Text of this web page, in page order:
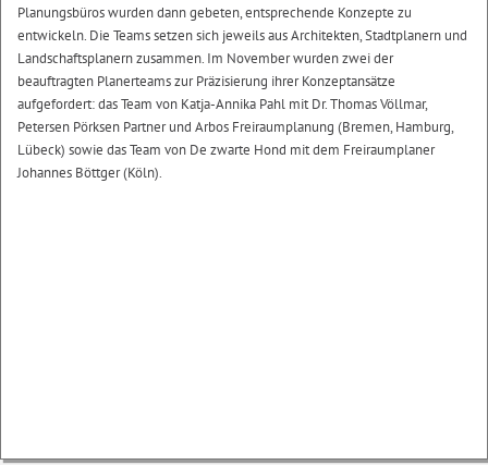
Planungsbüros wurden dann gebeten, entsprechende Konzepte zu
entwickeln. Die Teams setzen sich jeweils aus Architekten, Stadtplanern und
Landschaftsplanern zusammen. Im November wurden zwei der
beauftragten Planerteams zur Präzisierung ihrer Konzeptansätze
aufgefordert: das Team von Katja-Annika Pahl mit Dr. Thomas Völlmar,
Petersen Pörksen Partner und Arbos Freiraumplanung (Bremen, Hamburg,
Lübeck) sowie das Team von De zwarte Hond mit dem Freiraumplaner
Johannes Böttger (Köln).